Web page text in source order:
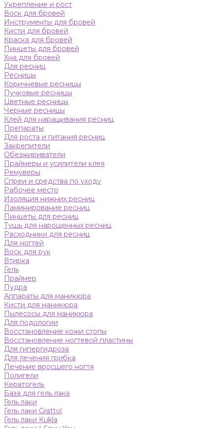
Укрепление и рост
Воск для бровей
Инструменты для бровей
Кисти для бровей
Краска для бровей
Пинцеты для бровей
Хна для бровей
Для ресниц
Ресницы
Коричневые ресницы
Пучковые ресницы
Цветные ресницы
Черные ресницы
Клей для наращивания ресниц
Препараты
Для роста и питания ресниц
Закрепители
Обезжириватели
Праймеры и усилители клея
Ремуверы
Спреи и средства по уходу
Рабочее место
Изоляция нижних ресниц
Ламинирование ресниц
Пинцеты для ресниц
Тушь для нарощенных ресниц
Расходники для ресниц
Для ногтей
Воск для рук
Втирка
Гель
Праймер
Пудра
Аппараты для маникюра
Кисти для маникюра
Пылесосы для маникюра
Для подологии
Восстановление кожи стопы
Восстановление ногтевой пластины
Для гипергидроза
Для лечения грибка
Лечение вросшего ногтя
Полигели
Кератогель
База для гель лака
Гель лаки
Гель лаки Grattol
Гель лаки Kukla